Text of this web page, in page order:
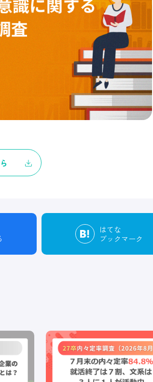
はてな
ブックマーク